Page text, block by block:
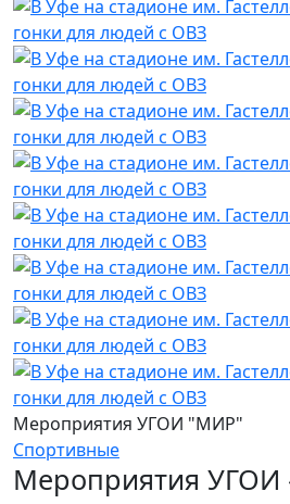
Мероприятия УГОИ "МИР"
Спортивные
Мероприятия